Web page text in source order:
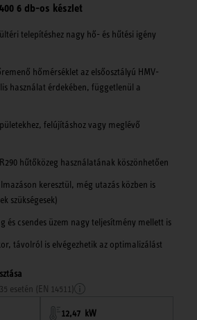
6 db-os készlet
telepítéshez nagy hő- és hűtési igény
hőmérséklet az elsőosztályú HMV-
használat érdekében, függetlenül a
felújításhoz vagy meglévő
hűtőközeg használatának köszönhetően
keresztül, még utazás közben is
szükségesek)
és csendes üzem nagy teljesítmény mellett is
távolról is elvégezhetik az optimalizálást
esetén (EN 14511)
12,47 kW